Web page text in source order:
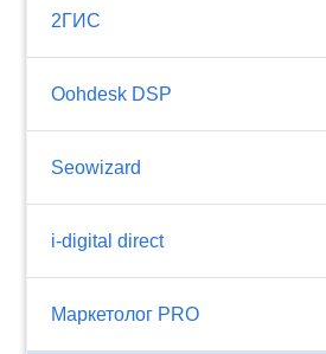
2ГИС
Oohdesk DSP
Seowizard
i-digital direct
Маркетолог PRO